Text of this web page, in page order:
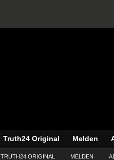
Truth24 Original Melden
TRUTH24 ORIGINAL MELDEN